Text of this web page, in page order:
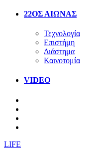
22ΟΣ ΑΙΩΝΑΣ
Τεχνολογία
Επιστήμη
Διάστημα
Καινοτομία
VIDEO
LIFE